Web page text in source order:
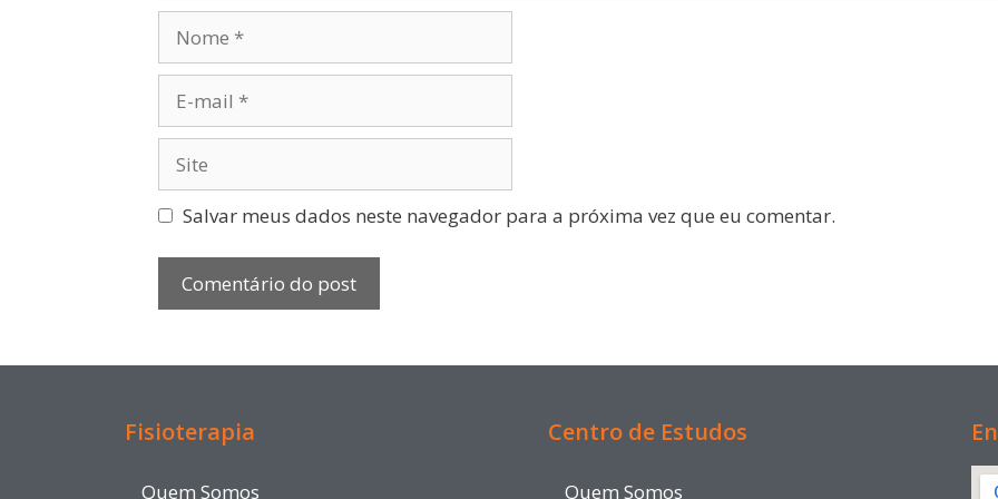
Salvar meus dados neste navegador para a próxima vez que eu comentar.
Fisioterapia
Quem Somos
Centro de Estudos
Quem Somos